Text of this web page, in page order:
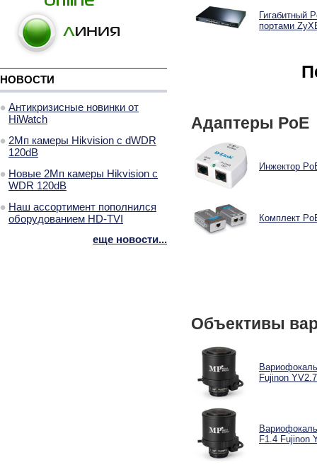
Гигабитный
портами
Адаптеры PoE
Инжектор
Комплект
Объективы
Fujinon
F1.4 Fujinon
НОВОСТИ
Антикризисные новинки от
HiWatch
2Мп камеры Hikvision с dWDR
120dB
Новые 2Мп камеры Hikvision с
WDR 120dB
Наш ассортимент пополнился
оборудованием HD-TVI
еще новости...